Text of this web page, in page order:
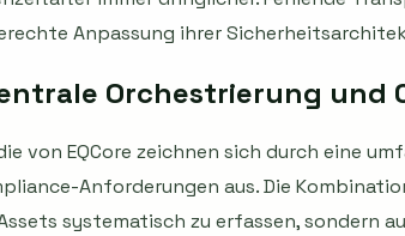
Anpassung ihrer
Orchestrierung und
von EQCore zeichnen sich durch eine
Anforderungen aus. Die
systematisch zu erfassen, sondern